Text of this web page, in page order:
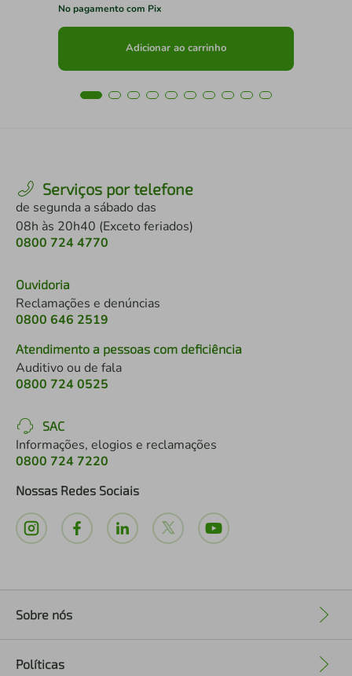
No pagamento com Pix
Adicionar ao carrinho
Serviços por telefone
de segunda a sábado das
08h às 20h40 (Exceto feriados)
0800 724 4770
Ouvidoria
Reclamações e denúncias
0800 646 2519
Atendimento a pessoas com deficiência
Auditivo ou de fala
0800 724 0525
SAC
Informações, elogios e reclamações
0800 724 7220
Nossas Redes Sociais
Sobre nós
Políticas